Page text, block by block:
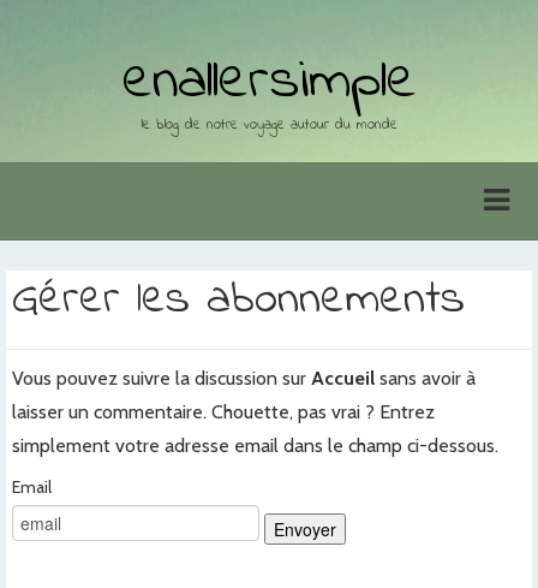
enallersimple
le blog de notre voyage autour du monde
Gérer les abonnements
Vous pouvez suivre la discussion sur Accueil sans avoir à
laisser un commentaire. Chouette, pas vrai ? Entrez
simplement votre adresse email dans le champ ci-dessous.
Email